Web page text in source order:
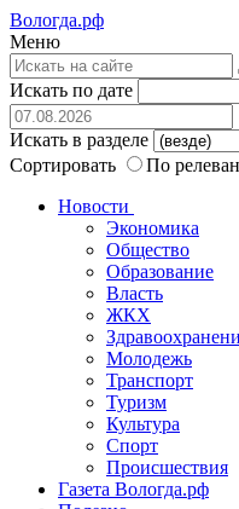
Вологда.рф
Меню
Искать по дате
Искать в разделе
Сортировать
По
Новости
Экономика
Общество
Образование
Власть
ЖКХ
Молодежь
Транспорт
Туризм
Культура
Спорт
Происшествия
Газета Вологда.рф